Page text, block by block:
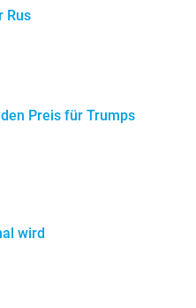
Rus
Preis für Trumps
wird